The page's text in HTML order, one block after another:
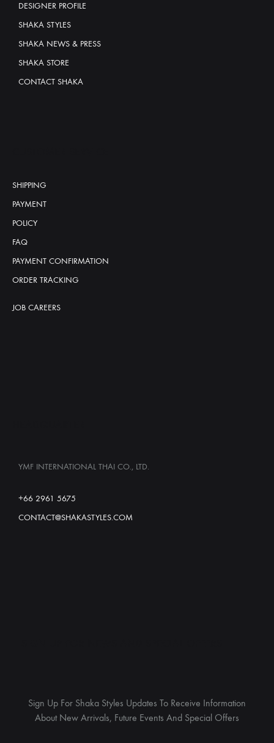
DESIGNER PROFILE
SHAKA STYLES
SHAKA NEWS & PRESS
SHAKA STORE
CONTACT SHAKA
SHIPPING
PAYMENT
POLICY
FAQ
PAYMENT CONFIRMATION
ORDER TRACKING
JOB CAREERS
YMF INTERNATIONAL THAI CO., LTD.
+66 2961 5675
CONTACT@SHAKASTYLES.COM
Sign Up For Shaka Styles Updates To Receive Information
About New Arrivals, Future Events And Special Offers